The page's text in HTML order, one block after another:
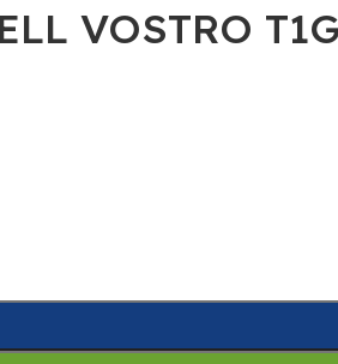
VOSTRO